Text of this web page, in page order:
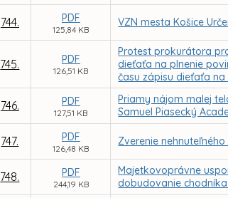
744. PDF
125,84 KB
VZN mesta Košice
745. PDF
126,51 KB
Protest prokurátora
dieťaťa na plnenie
času zápisu dieťaťa
746. PDF
127,51 KB
Priamy nájom malej
Samuel Piasecký
747. PDF
126,48 KB
Zverenie
748. PDF
244,19 KB
Majetkovoprávne
dobudovanie